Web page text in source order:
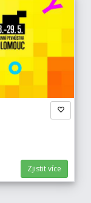
Zjistit více